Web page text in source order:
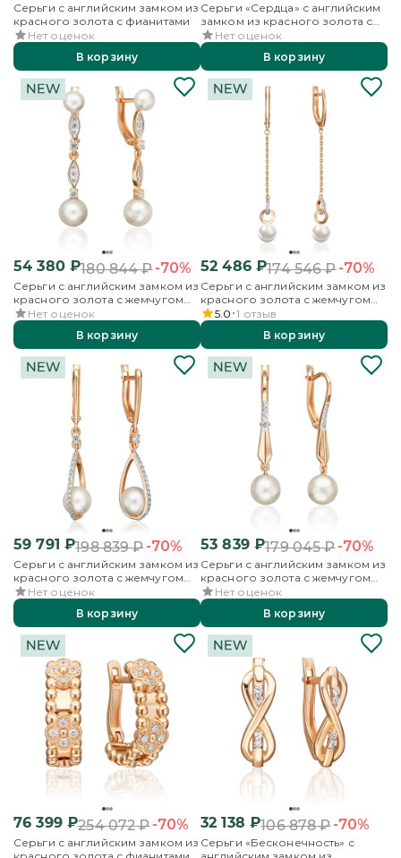
Серьги с английским замком из
красного золота с фианитами
Нет оценок
В корзину
Серьги «Сердца» с английским
замком из красного золота с
фианитом
Нет оценок
В корзину
54 380₽180 844₽-70%
Серьги с английским замком из
красного золота с жемчугом
культивированным и
фианитами
Нет оценок
В корзину
52 486₽174 546₽-70%
Серьги с английским замком из
красного золота с жемчугом
культивированным и
фианитами
5.0 1 отзыв
В корзину
59 791 ₽198 839₽-70%
Серьги с английским замком из
красного золота с жемчугом
культивированным и
фианитами
Нет оценок
В корзину
53 839₽179 045₽-70%
Серьги с английским замком из
красного золота с жемчугом
культивированным и
фианитами
Нет оценок
В корзину
76 399₽254 072₽-70%
Серьги с английским замком из
32 138 ₽106 878₽-70%
Серьги «Бесконечность» с